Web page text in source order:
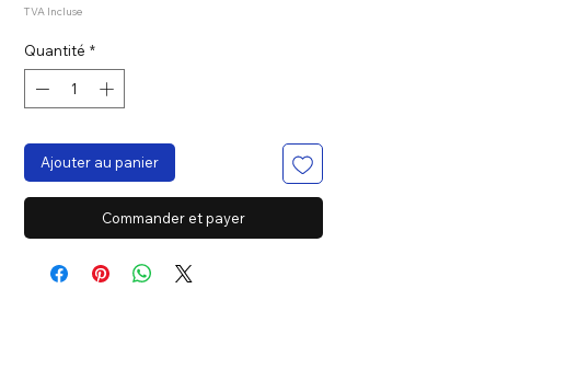
TVA Incluse
Quantité *
Ajouter au panier
Commander et payer